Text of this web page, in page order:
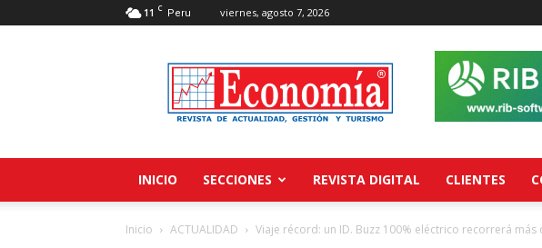
11 C Peru viernes, agosto 7, 2026
Revista
Economía
INICIO SECCIONES REVISTA DIGITAL CLIENTES
Inicio ACTUALIDAD Viaje récord: un ID. Buzz 100% eléctrico recorrerá más